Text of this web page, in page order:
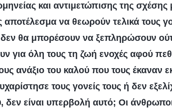
και αντιμετώπισης της
αποτέλεσμα να θεωρούν τελικά τους
δεν θα μπορέσουν να ξεπληρώσουν
για όλη τους τη ζωή ενοχές αφού
ανάξιο του καλού που τους έκαναν
τους γονείς τους ή δεν
δεν είναι υπερβολή αυτό; Οι